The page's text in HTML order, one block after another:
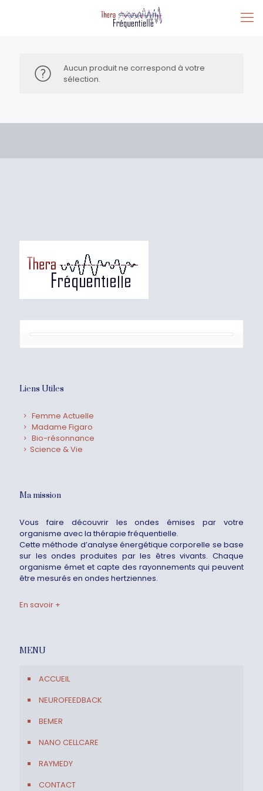
Aucun produit ne correspond à votre
sélection.
Liens Utiles
Femme Actuelle
Madame Figaro
Bio-résonnance
Science & Vie
Ma mission
Vous faire découvrir les ondes émises par votre
organisme avec la thérapie fréquentielle.
Cette méthode d’analyse énergétique corporelle se base
sur les ondes produites par les êtres vivants. Chaque
organisme émet et capte des rayonnements qui peuvent
être mesurés en ondes hertziennes.
En savoir +
MENU
ACCUEIL
NEUROFEEDBACK
BEMER
NANO CELLCARE
RAYMEDY
CONTACT